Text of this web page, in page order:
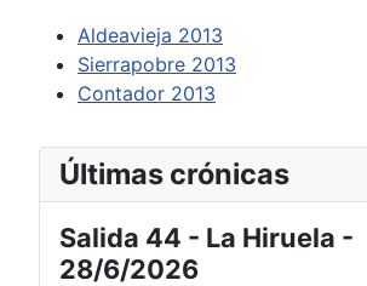
Aldeavieja 2013
Sierrapobre 2013
Contador 2013
Últimas crónicas
Salida 44 - La Hiruela -
28/6/2026